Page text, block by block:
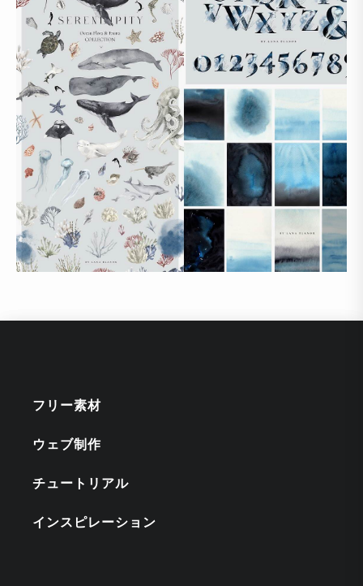
フリー素材
ウェブ制作
チュートリアル
インスピレーション